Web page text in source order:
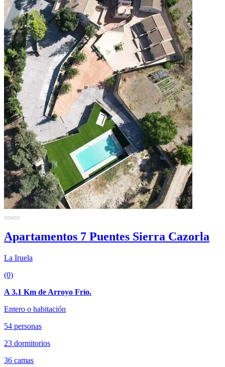
Apartamentos 7 Puentes Sierra Cazorla
La Iruela
(0)
A 3.1 Km de Arroyo Frío.
Entero o habitación
54 personas
23 dormitorios
36 camas